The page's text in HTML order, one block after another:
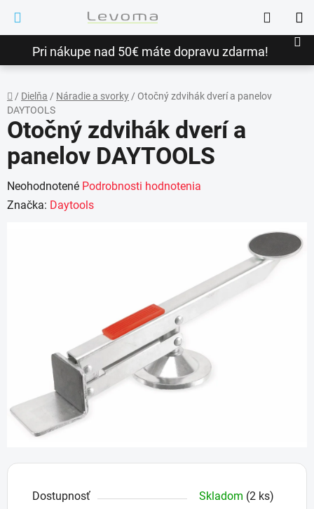
obsah
Pri nákupe nad 50€ máte dopravu zdarma!
Hľadať
Domov
/ Dielňa / Náradie a svorky/ Otočný zdvihák dverí a panelov
DAYTOOLS
Dostupnosť Skladom (2 ks)
Otočný zdvihák dverí a
panelov DAYTOOLS
Priemerné
hodnotenie
Neohodnotené Podrobnosti hodnotenia
Značka: Daytools